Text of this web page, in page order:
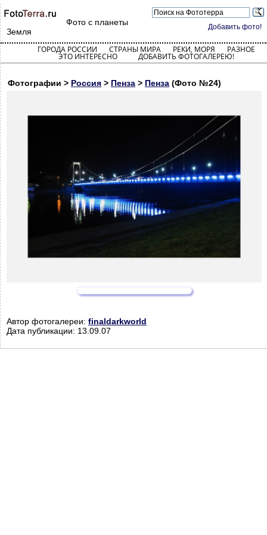
Добавить фото!
Фото с планеты
Земля
ГОРОДА РОССИИ СТРАНЫ МИРА РЕКИ, МОРЯ РАЗНОЕ
ЭТО ИНТЕРЕСНО ДОБАВИТЬ ФОТОГАЛЕРЕЮ!
Фотографии > Россия > Пенза > Пенза (Фото №24)
Автор фотогалереи: finaldarkworld
Дата публикации: 13.09.07